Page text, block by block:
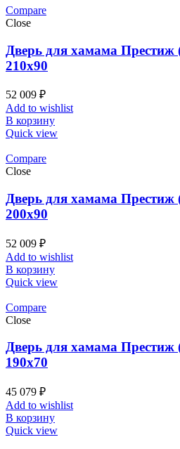
Compare
Close
Дверь для хамама Престиж
210х90
52 009 ₽
Add to wishlist
В корзину
Quick view
Compare
Close
Дверь для хамама Престиж
200х90
52 009 ₽
Add to wishlist
В корзину
Quick view
Compare
Close
Дверь для хамама Престиж
190х70
45 079 ₽
Add to wishlist
В корзину
Quick view